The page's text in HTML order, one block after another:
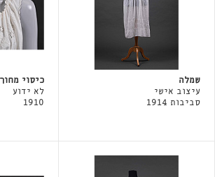
שמלה
עיצוב אישי
סביבות 1914
כיסוי מחוך
לא ידוע
1910